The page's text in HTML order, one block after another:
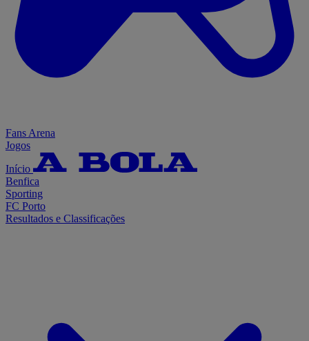
Fans Arena
Jogos
Início
Benfica
Sporting
FC Porto
Resultados e Classificações